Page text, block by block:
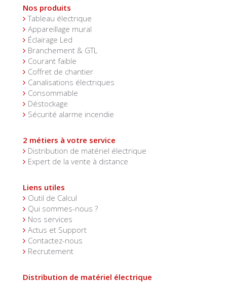
Nos produits
Tableau électrique
Appareillage mural
Éclairage Led
Branchement & GTL
Courant faible
Coffret de chantier
Canalisations électriques
Consommable
Déstockage
Sécurité alarme incendie
2 métiers à votre service
Distribution de matériel électrique
Expert de la vente à distance
Liens utiles
Outil de Calcul
Qui sommes-nous ?
Nos services
Actus et Support
Contactez-nous
Recrutement
Distribution de matériel électrique